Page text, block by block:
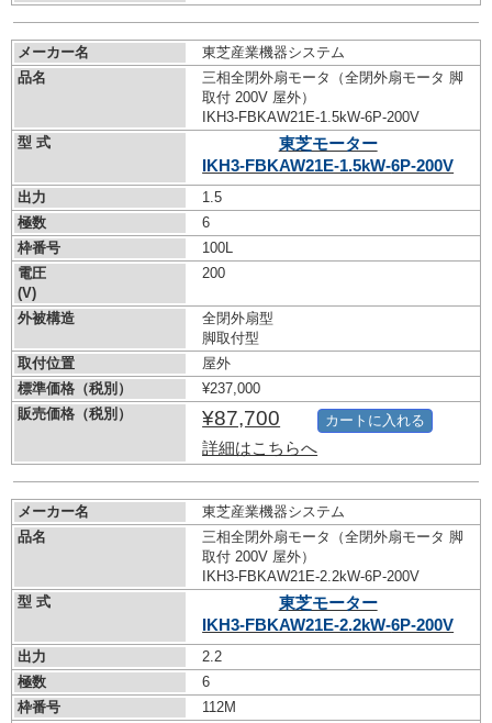
メーカー名
東芝産業機器システム
品名
三相全閉外扇モータ（全閉外扇モータ 脚
取付 200V 屋外）
IKH3-FBKAW21E-1.5kW-6P-200V
型 式
東芝モーター
IKH3-FBKAW21E-1.5kW-6P-200V
出力
1.5
極数
6
枠番号
100L
電圧
(V)
200
外被構造
全閉外扇型
脚取付型
取付位置
屋外
標準価格（税別）
¥237,000
販売価格（税別）
¥87,700
詳細はこちらへ
カートに入れる
メーカー名
東芝産業機器システム
品名
三相全閉外扇モータ（全閉外扇モータ 脚
取付 200V 屋外）
IKH3-FBKAW21E-2.2kW-6P-200V
型 式
東芝モーター
IKH3-FBKAW21E-2.2kW-6P-200V
出力
2.2
極数
6
枠番号
112M